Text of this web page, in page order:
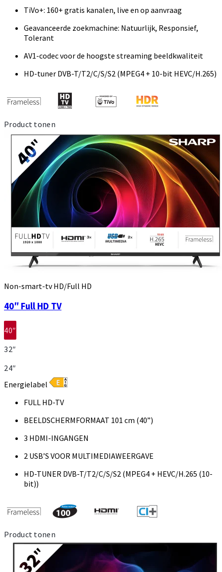
TiVo+: 160+ gratis kanalen, live en op aanvraag
Geavanceerde zoekmachine: Natuurlijk, Responsief,
Tolerant
AV1-codec voor de hoogste streaming beeldkwaliteit
HD-tuner DVB-T/T2/C/S/S2 (MPEG4 + 10-bit HEVC/H.265)
Product tonen
Non-smart-tv HD/Full HD
40″ Full HD TV
40″
32″
24″
Energielabel
FULL HD-TV
BEELDSCHERMFORMAAT 101 cm (40”)
3 HDMI-INGANGEN
2 USB’S VOOR MULTIMEDIAWEERGAVE
HD-TUNER DVB-T/T2/C/S/S2 (MPEG4 + HEVC/H.265 (10-
bit))
Product tonen